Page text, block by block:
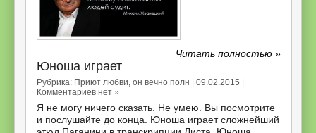
Читать полностью »
Юноша играет
Рубрика: Приют любви, он вечно полн | 09.02.2015 |
Комментариев нет »
Я не могу ничего сказать. Не умею. Вы посмотрите
и послушайте до конца. Юноша играет сложнейший